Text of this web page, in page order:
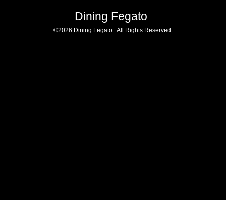
Dining Fegato
©2026 Dining Fegato . All Rights Reserved.